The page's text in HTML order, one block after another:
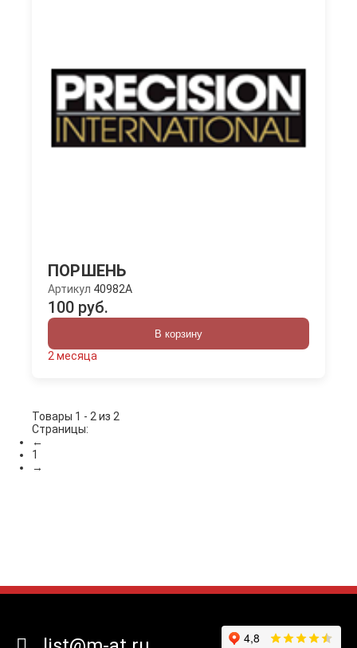
ПОРШЕНЬ
Артикул 40982A
100 руб.
В корзину
2 месяца
Товары 1 - 2 из 2
Страницы:
←
1
→